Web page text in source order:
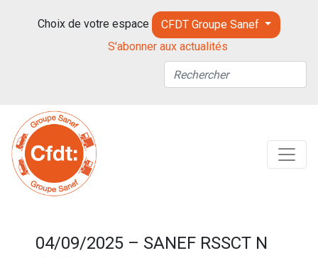
Choix de votre espace
CFDT Groupe Sanef
S'abonner aux actualités
04/09/2025 – SANEF RSSCT N